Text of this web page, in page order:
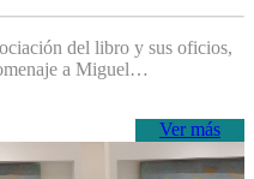
del libro y sus oficios,
a Miguel…
Ver más